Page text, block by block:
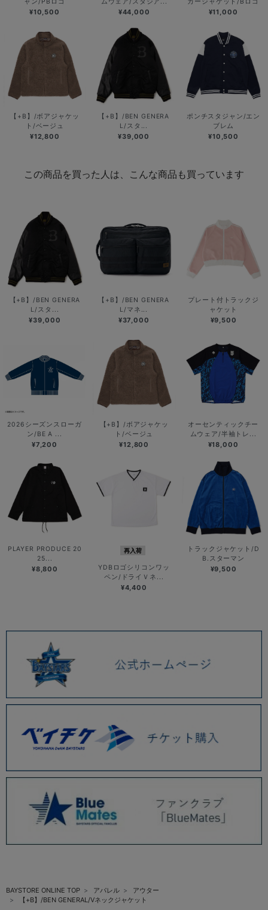
¥10,500 ¥44,000 ¥11,000
【+B】/ボアジャケッ
ト/ベージュ
¥12,800
【+B】/BEN GENERA
L/スタ...
¥39,000
ポンチスタジャン/エン
ブレム
¥10,500
この商品を買った人は、こんな商品も買っています
【+B】/BEN GENERA
L/スタ...
¥39,000
【+B】/BEN GENERA
L/マネ...
¥37,000
プレート付トラックジ
ャケット
¥9,500
2026シーズンスローガ
ン/BE A ...
¥7,200
【+B】/ボアジャケッ
ト/ベージュ
¥12,800
オーセンティックチー
ムウェア/半袖トレ...
¥18,000
PLAYER PRODUCE 20
25...
¥8,800
再入荷
YDBロゴシリコンワッ
ペン/ドライＶネ...
¥4,400
トラックジャケット/D
B.スターマン
¥9,500
BAYSTORE ONLINE TOP アパレル
アウター
【+B】/BEN GENERAL/Vネックジャケット